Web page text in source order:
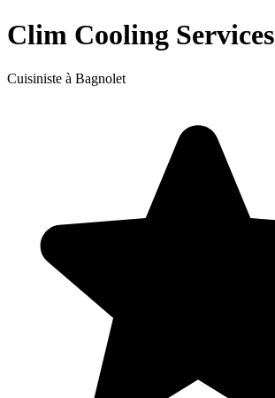
Clim Cooling Services
Cuisiniste à Bagnolet